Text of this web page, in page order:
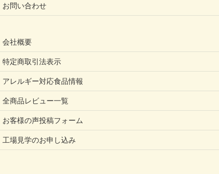
お問い合わせ
会社概要
特定商取引法表示
アレルギー対応食品情報
全商品レビュー一覧
お客様の声投稿フォーム
工場見学のお申し込み